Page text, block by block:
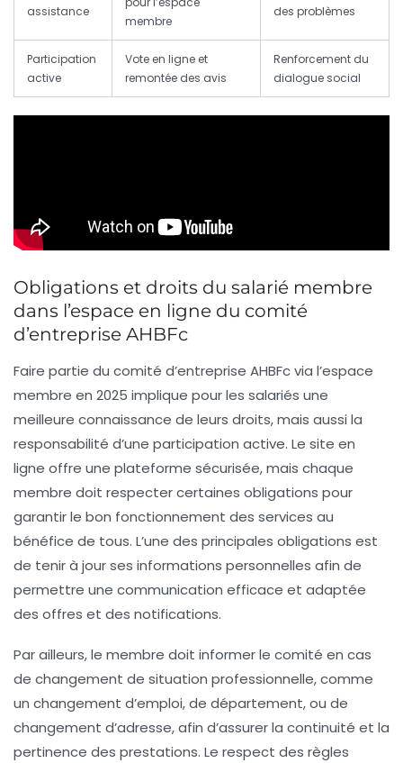
assistance
membre
des problèmes
Participation
active
Vote en ligne et
remontée des avis
Renforcement du
dialogue social
Obligations et droits du salarié membre
dans l’espace en ligne du comité
d’entreprise AHBFc
Faire partie du comité d’entreprise AHBFc via l’espace
membre en 2025 implique pour les salariés une
meilleure connaissance de leurs droits, mais aussi la
responsabilité d’une participation active. Le site en
ligne offre une plateforme sécurisée, mais chaque
membre doit respecter certaines obligations pour
garantir le bon fonctionnement des services au
bénéfice de tous. L’une des principales obligations est
de tenir à jour ses informations personnelles afin de
permettre une communication efficace et adaptée
des offres et des notifications.
Par ailleurs, le membre doit informer le comité en cas
de changement de situation professionnelle, comme
un changement d’emploi, de département, ou de
changement d’adresse, afin d’assurer la continuité et la
pertinence des prestations. Le respect des règles